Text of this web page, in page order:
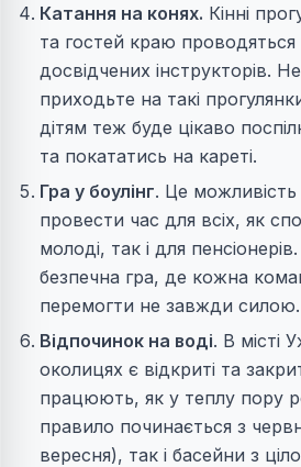
Катання на конях. Кінні
та гостей краю проводяться
досвідчених інструкторів.
приходьте на такі
дітям теж буде цікаво
та покататись на кареті.
Гра у боулінг. Це можливість
провести час для всіх, як
молоді, так і для
безпечна гра, де кожна
перемогти не завжди силою.
Відпочинок на воді. В місті
околицях є відкриті та
працюють, як у теплу пору
правило починається з
вересня), так і басейни з